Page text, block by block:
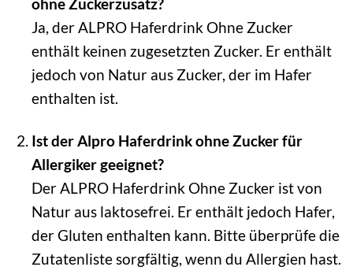
Ja, der ALPRO Haferdrink Ohne Zucker
enthält keinen zugesetzten Zucker. Er enthält
jedoch von Natur aus Zucker, der im Hafer
enthalten ist.
Ist der Alpro Haferdrink ohne Zucker für
Allergiker geeignet?
Der ALPRO Haferdrink Ohne Zucker ist von
Natur aus laktosefrei. Er enthält jedoch Hafer,
der Gluten enthalten kann. Bitte überprüfe die
Zutatenliste sorgfältig, wenn du Allergien hast.